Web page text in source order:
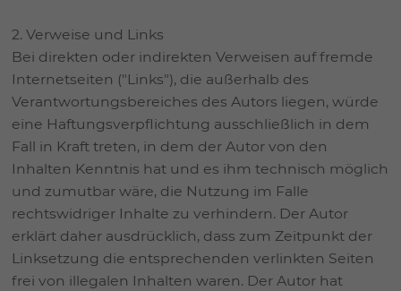
2. Verweise und Links
Bei direkten oder indirekten Verweisen auf fremde
Internetseiten ("Links"), die außerhalb des
Verantwortungsbereiches des Autors liegen, würde
eine Haftungsverpflichtung ausschließlich in dem
Fall in Kraft treten, in dem der Autor von den
Inhalten Kenntnis hat und es ihm technisch möglich
und zumutbar wäre, die Nutzung im Falle
rechtswidriger Inhalte zu verhindern. Der Autor
erklärt daher ausdrücklich, dass zum Zeitpunkt der
Linksetzung die entsprechenden verlinkten Seiten
frei von illegalen Inhalten waren. Der Autor hat